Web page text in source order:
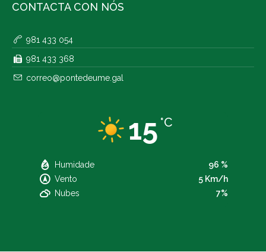
CONTACTA CON NÓS
981 433 054
981 433 368
correo@pontedeume.gal
15 °C
Humidade
96 %
Vento
5 Km/h
Nubes
7%